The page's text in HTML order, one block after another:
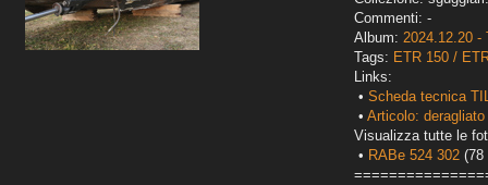
Commenti: -
Album: 2024.12.20 -
Tags: ETR 150 /
Links:
• Scheda tecnica
• Articolo:
Visualizza tutte le
• RABe 524 302 (78